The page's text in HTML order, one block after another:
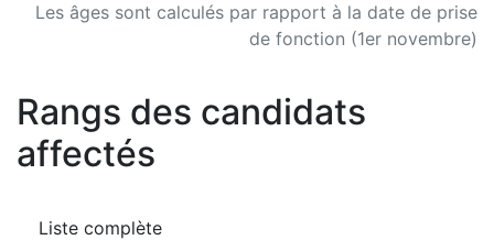
Les âges sont calculés par rapport à la date de prise
de fonction (1er novembre)
Rangs des candidats
affectés
Liste complète